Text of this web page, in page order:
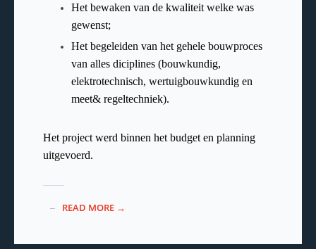
Het bewaken van de kwaliteit welke was
gewenst;
Het begeleiden van het gehele bouwproces
van alles diciplines (bouwkundig,
elektrotechnisch, wertuigbouwkundig en
meet& regeltechniek).
Het project werd binnen het budget en planning
uitgevoerd.
READ MORE →